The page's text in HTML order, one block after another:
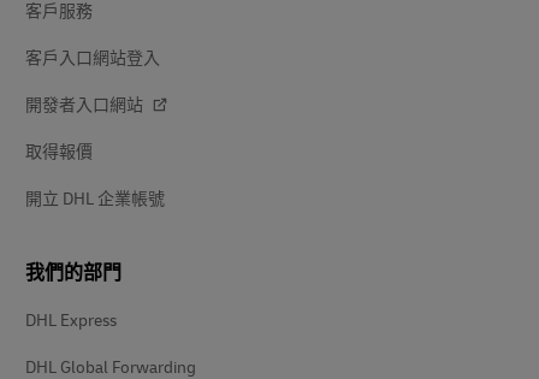
客戶服務
客戶入口網站登入
開發者入口網站
取得報價
開立 DHL 企業帳號
我們的部門
DHL Express
DHL Global Forwarding